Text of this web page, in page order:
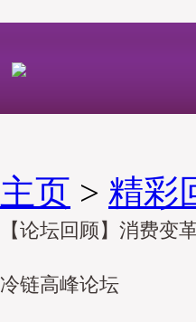
主页 > 精彩
【论坛回顾】消费
冷链高峰论坛